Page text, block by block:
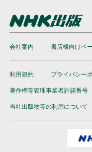
会社案内 書店様向けペ
利用規約 プライバシー
著作権等管理事業者許諾番号
当社出版物等の利用について